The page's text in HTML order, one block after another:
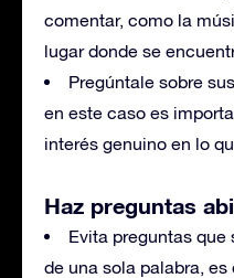
comentar, como la
lugar donde se
Pregúntale sobre
en este caso es
interés genuino en lo
Haz preguntas
Evita preguntas que
de una sola palabra,